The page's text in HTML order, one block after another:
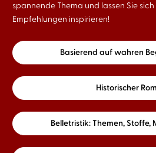
spannende Thema und lassen Sie
Empfehlungen inspirieren!
Basierend auf wahren
Historischer
Belletristik: Themen, Stoffe,